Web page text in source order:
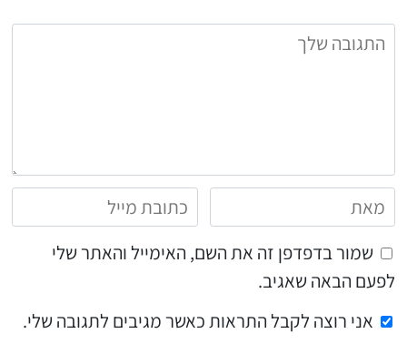
שמור בדפדפן זה את השם, האימייל והאתר שלי
לפעם הבאה שאגיב.
אני רוצה לקבל התראות כאשר מגיבים לתגובה שלי.